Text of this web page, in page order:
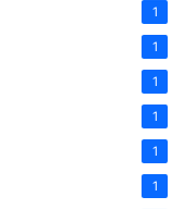
1
1
1
1
1
1